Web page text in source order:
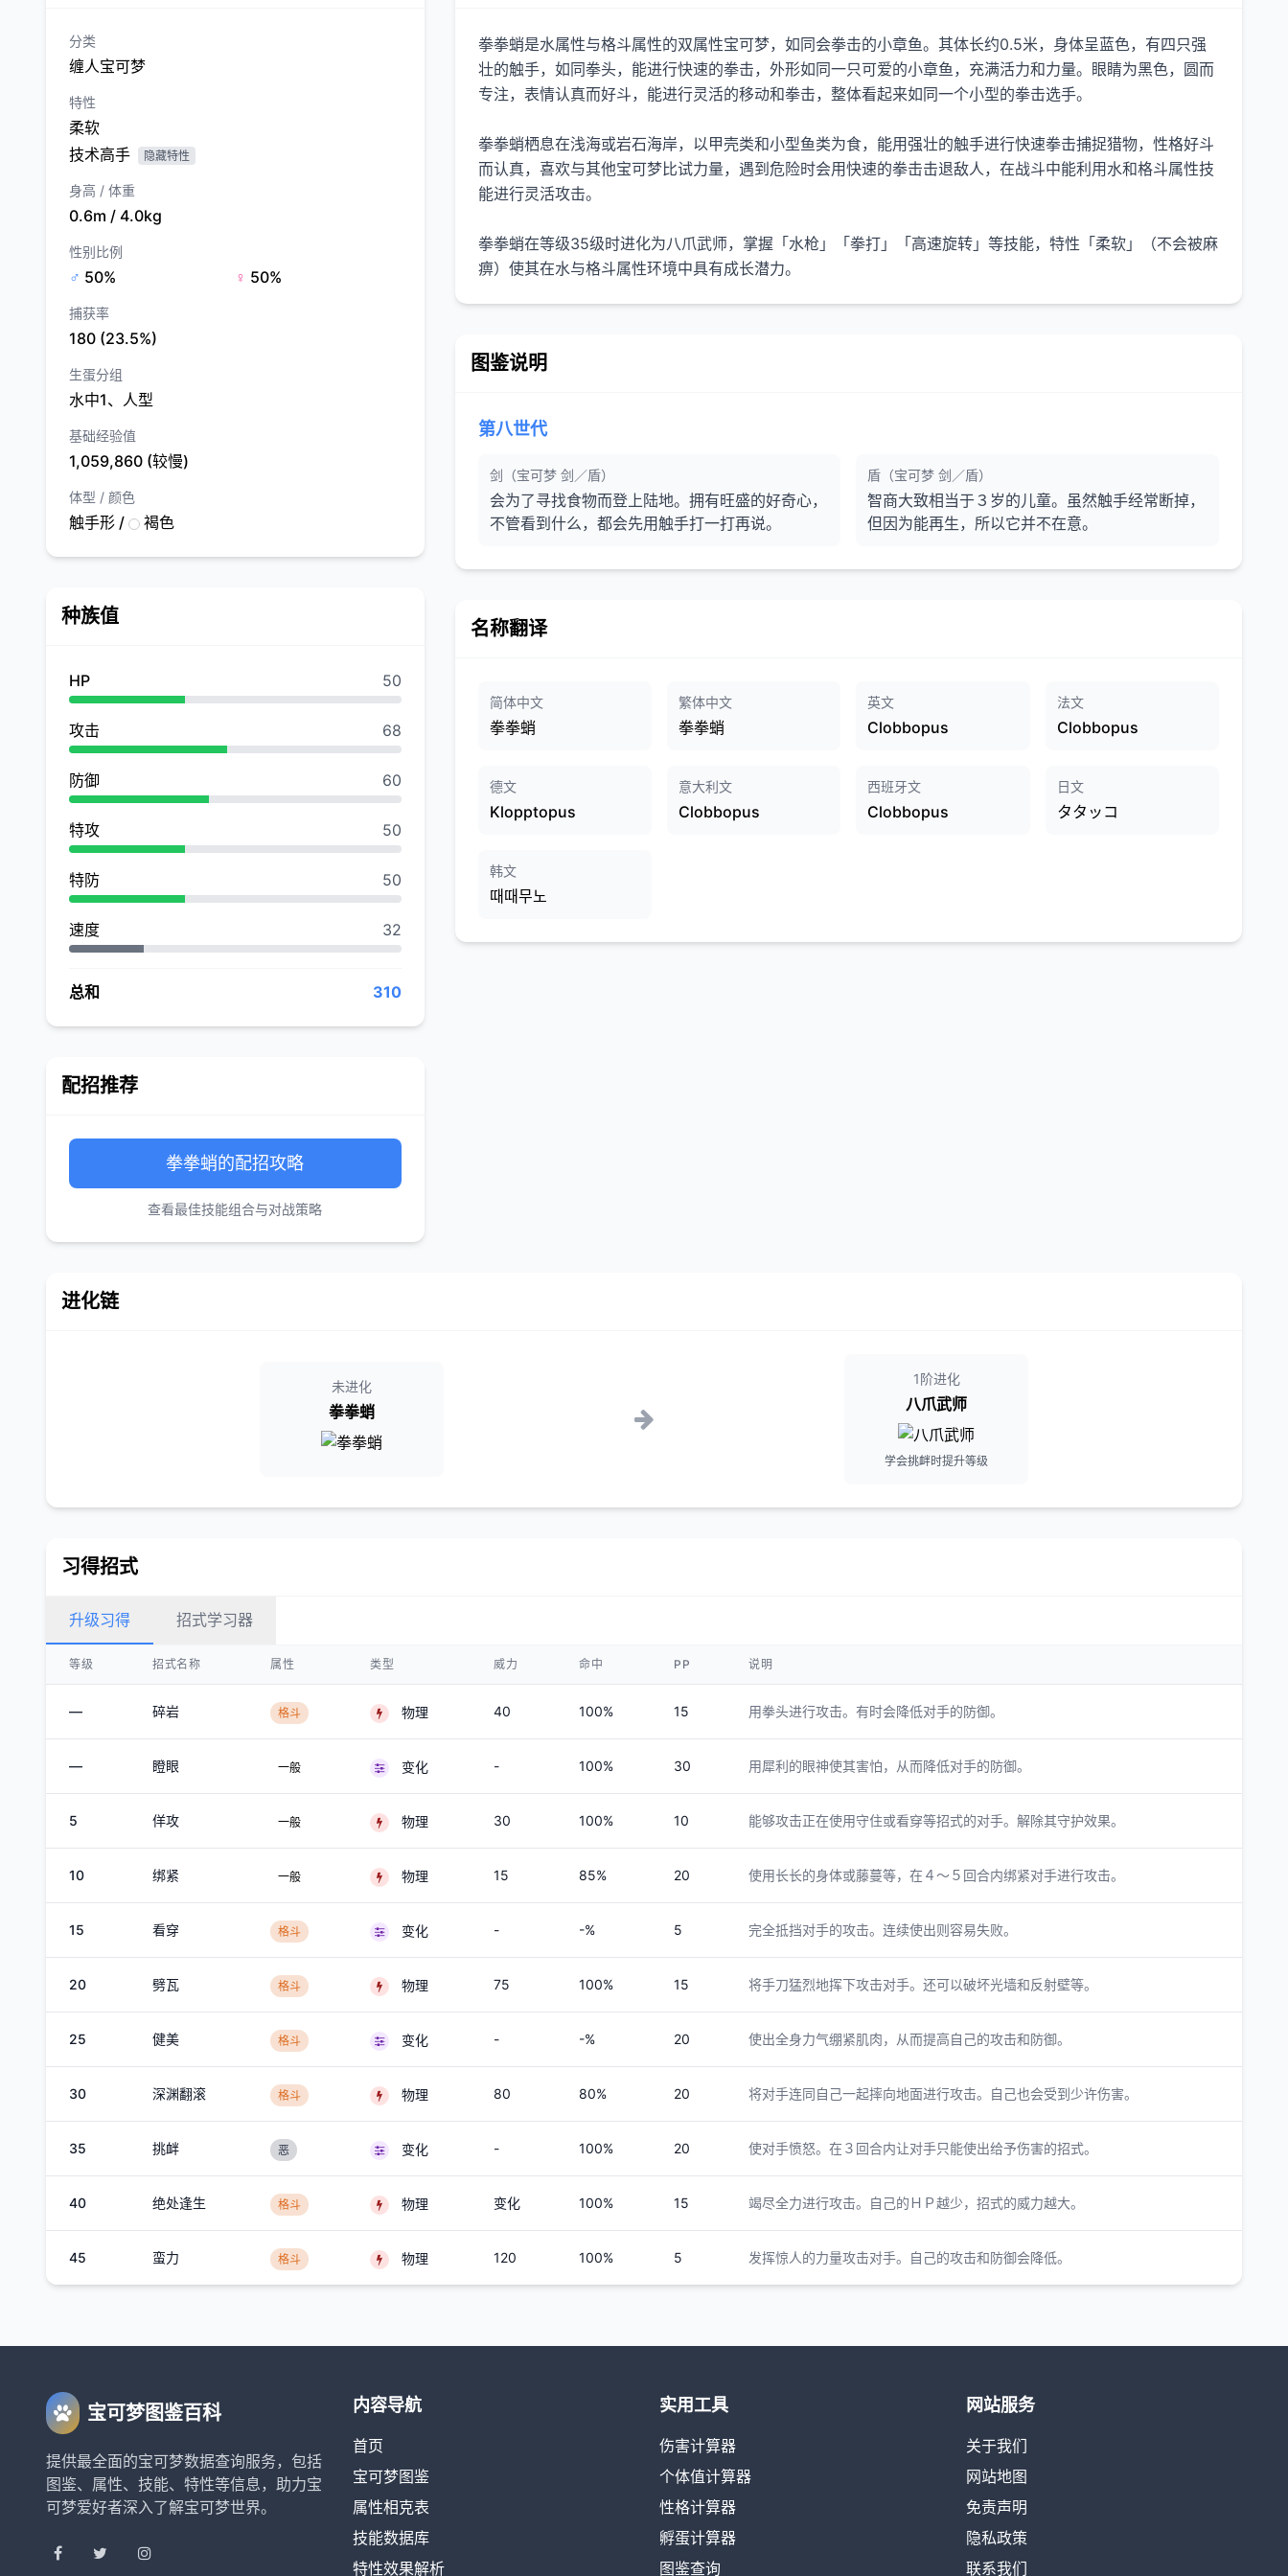
分类
缠人宝可梦
特性
柔软
技术高手
隐藏特性
身高 / 体重
0.6m / 4.0kg
性别比例
♂ 50% ♀ 50%
捕获率
180 (23.5%)
生蛋分组
水中1、人型
基础经验值
1,059,860 (较慢)
体型 / 颜色
触手形 / 褐色
种族值
HP 50
攻击 68
防御 60
特攻 50
特防 50
速度 32
总和 310
配招推荐
拳拳蛸的配招攻略
查看最佳技能组合与对战策略
拳拳蛸是水属性与格斗属性的双属性宝可梦，如同会拳击的小章鱼。其体长约0.5米，身体呈蓝色，有四只强
壮的触手，如同拳头，能进行快速的拳击，外形如同一只可爱的小章鱼，充满活力和力量。眼睛为黑色，圆而
专注，表情认真而好斗，能进行灵活的移动和拳击，整体看起来如同一个小型的拳击选手。
拳拳蛸栖息在浅海或岩石海岸，以甲壳类和小型鱼类为食，能用强壮的触手进行快速拳击捕捉猎物，性格好斗
而认真，喜欢与其他宝可梦比试力量，遇到危险时会用快速的拳击击退敌人，在战斗中能利用水和格斗属性技
能进行灵活攻击。
拳拳蛸在等级35级时进化为八爪武师，掌握「水枪」「拳打」「高速旋转」等技能，特性「柔软」（不会被麻
痹）使其在水与格斗属性环境中具有成长潜力。
图鉴说明
第八世代
剑（宝可梦 剑／盾）
会为了寻找食物而登上陆地。拥有旺盛的好奇心，
不管看到什么，都会先用触手打一打再说。
盾（宝可梦 剑／盾）
智商大致相当于３岁的儿童。虽然触手经常断掉，
但因为能再生，所以它并不在意。
名称翻译
简体中文
拳拳蛸
繁体中文
拳拳蛸
英文
Clobbopus
法文
Clobbopus
德文
Klopptopus
意大利文
Clobbopus
西班牙文
Clobbopus
日文
タタッコ
韩文
때때무노
进化链
未进化
拳拳蛸
1阶进化
八爪武师
学会挑衅时提升等级
习得招式
升级习得 招式学习器
等级 招式名称 属性 类型 威力 命中 PP 说明
— 碎岩 格斗 物理 40 100% 15 用拳头进行攻击。有时会降低对手的防御。
— 瞪眼 一般 变化 - 100% 30 用犀利的眼神使其害怕，从而降低对手的防御。
5 佯攻 一般 物理 30 100% 10 能够攻击正在使用守住或看穿等招式的对手。解除其守护效果。
10 绑紧 一般 物理 15 85% 20 使用长长的身体或藤蔓等，在４～５回合内绑紧对手进行攻击。
15 看穿 格斗 变化 - -% 5 完全抵挡对手的攻击。连续使出则容易失败。
20 劈瓦 格斗 物理 75 100% 15 将手刀猛烈地挥下攻击对手。还可以破坏光墙和反射壁等。
25 健美 格斗 变化 - -% 20 使出全身力气绷紧肌肉，从而提高自己的攻击和防御。
30 深渊翻滚 格斗 物理 80 80% 20 将对手连同自己一起摔向地面进行攻击。自己也会受到少许伤害。
35 挑衅 恶 变化 - 100% 20 使对手愤怒。在３回合内让对手只能使出给予伤害的招式。
40 绝处逢生 格斗 物理 变化 100% 15 竭尽全力进行攻击。自己的ＨＰ越少，招式的威力越大。
45 蛮力 格斗 物理 120 100% 5 发挥惊人的力量攻击对手。自己的攻击和防御会降低。
宝可梦图鉴百科
提供最全面的宝可梦数据查询服务，包括
图鉴、属性、技能、特性等信息，助力宝
可梦爱好者深入了解宝可梦世界。
内容导航
首页
宝可梦图鉴
属性相克表
技能数据库
特性效果解析
实用工具
伤害计算器
个体值计算器
性格计算器
孵蛋计算器
图鉴查询
网站服务
关于我们
网站地图
免责声明
隐私政策
联系我们